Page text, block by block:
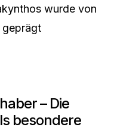
wurde von
geprägt
– Die
besondere